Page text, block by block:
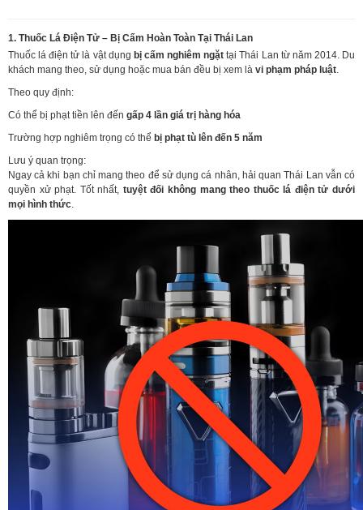
1. Thuốc Lá Điện Tử – Bị Cấm Hoàn Toàn Tại Thái Lan
Thuốc lá điện tử là vật dụng bị cấm nghiêm ngặt tại Thái Lan từ năm 2014. Du
khách mang theo, sử dụng hoặc mua bán đều bị xem là vi phạm pháp luật.
Theo quy định:
Có thể bị phạt tiền lên đến gấp 4 lần giá trị hàng hóa
Trường hợp nghiêm trọng có thể bị phạt tù lên đến 5 năm
Lưu ý quan trọng:
Ngay cả khi bạn chỉ mang theo để sử dụng cá nhân, hải quan Thái Lan vẫn có
quyền xử phạt. Tốt nhất, tuyệt đối không mang theo thuốc lá điện tử dưới
mọi hình thức.